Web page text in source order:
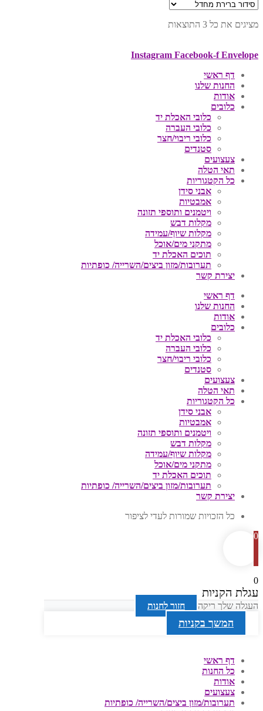
מציגים את כל ⁦3⁩ התוצאות
Instagram Facebook-f Envelope
דף ראשי
החנות שלנו
אודות
כלובים
כלובי האכלת יד
כלובי העברה
כלובי ריבוי/חצר
סטנדים
צעצועים
תאי הטלה
כל הקטגוריות
אבני סידן
אמבטיות
ויטמנים ותוספי תזונה
מקלות דבש
מקלות שיוף/עמידה
מתקני מים/אוכל
תוכים האכלת יד
תערובות/מזון ביצים/השרייה/ כופתיות
יצירת קשר
דף ראשי
החנות שלנו
אודות
כלובים
כלובי האכלת יד
כלובי העברה
כלובי ריבוי/חצר
סטנדים
צעצועים
תאי הטלה
כל הקטגוריות
אבני סידן
אמבטיות
ויטמנים ותוספי תזונה
מקלות דבש
מקלות שיוף/עמידה
מתקני מים/אוכל
תוכים האכלת יד
תערובות/מזון ביצים/השרייה/ כופתיות
יצירת קשר
כל הזכויות שמורות לעדי לציפור
0
0
עגלת הקניות
העגלה שלך ריקה חזור לחנות
המשך בקניות
דף ראשי
כל החנות
אודות
צעצועים
תערובות/מזון ביצים/השרייה/ כופתיות